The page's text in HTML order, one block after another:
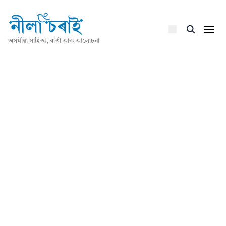
অসমীয়া সাহিত্য, বাৰ্তা আৰু আলোচনা